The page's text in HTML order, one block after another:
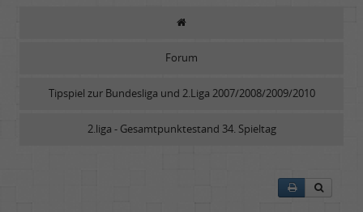
Forum
Tipspiel zur Bundesliga und 2.Liga 2007/2008/2009/2010
2.liga - Gesamtpunktestand 34. Spieltag